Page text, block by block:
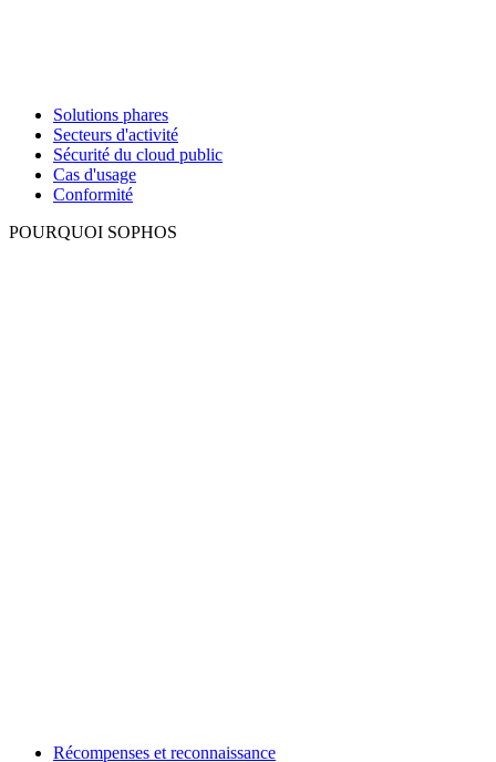
Solutions phares
Secteurs d'activité
Sécurité du cloud public
Cas d'usage
Conformité
POURQUOI SOPHOS
Récompenses et reconnaissance